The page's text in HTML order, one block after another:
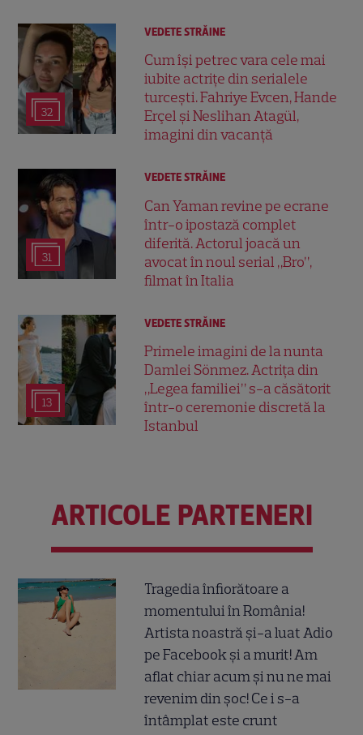
32
VEDETE STRĂINE
Cum își petrec vara cele mai
iubite actrițe din serialele
turcești. Fahriye Evcen, Hande
Erçel și Neslihan Atagül,
imagini din vacanță
31
VEDETE STRĂINE
Can Yaman revine pe ecrane
într-o ipostază complet
diferită. Actorul joacă un
avocat în noul serial „Bro”,
filmat în Italia
13
VEDETE STRĂINE
Primele imagini de la nunta
Damlei Sönmez. Actrița din
„Legea familiei” s-a căsătorit
într-o ceremonie discretă la
Istanbul
ARTICOLE PARTENERI
Tragedia înfiorătoare a
momentului în România!
Artista noastră și-a luat Adio
pe Facebook și a murit! Am
aflat chiar acum și nu ne mai
revenim din șoc! Ce i s-a
întâmplat este crunt